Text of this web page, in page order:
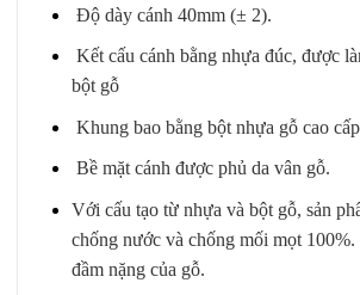
Độ dày cánh 40mm (± 2).
Kết cấu cánh bằng nhựa đúc, được
bột gỗ
Khung bao bằng bột nhựa gỗ cao
Bề mặt cánh được phủ da vân gỗ.
Với cấu tạo từ nhựa và bột gỗ, sản
chống nước và chống mối mọt
đầm nặng của gỗ.